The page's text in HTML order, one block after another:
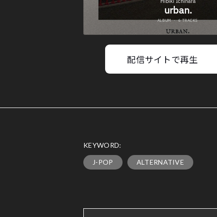
配信サイトで再生
KEYWORD:
J-POP ALTERNATIVE